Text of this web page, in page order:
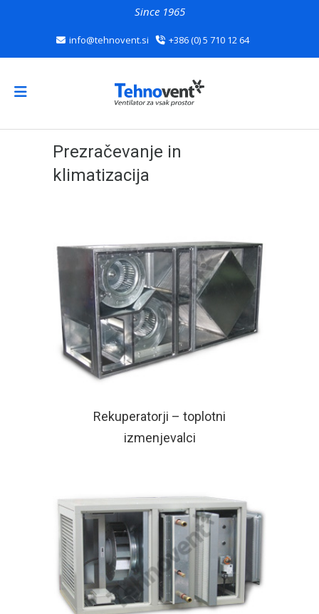
Since 1965
info@tehnovent.si +386 (0) 5 710 12 64
Prezračevanje in
klimatizacija
Rekuperatorji – toplotni
izmenjevalci